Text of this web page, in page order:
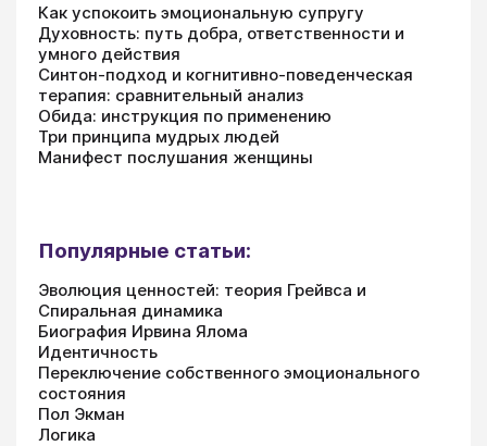
Как успокоить эмоциональную супругу
Духовность: путь добра, ответственности и
умного действия
Синтон-подход и когнитивно-поведенческая
терапия: сравнительный анализ
Обида: инструкция по применению
Три принципа мудрых людей
Манифест послушания женщины
Популярные статьи:
Эволюция ценностей: теория Грейвса и
Спиральная динамика
Биография Ирвина Ялома
Идентичность
Переключение собственного эмоционального
состояния
Пол Экман
Логика